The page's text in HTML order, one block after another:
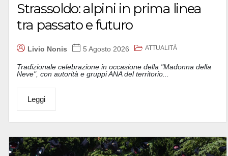
Strassoldo: alpini in prima linea
tra passato e futuro
Livio Nonis 5 Agosto 2026 ATTUALITÀ
Tradizionale celebrazione in occasione della "Madonna della
Neve", con autorità e gruppi ANA del territorio...
Leggi